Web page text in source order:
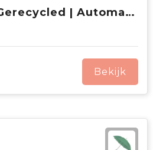
Paraplu Frida | Gerecycled | Automatisch
Bekijk